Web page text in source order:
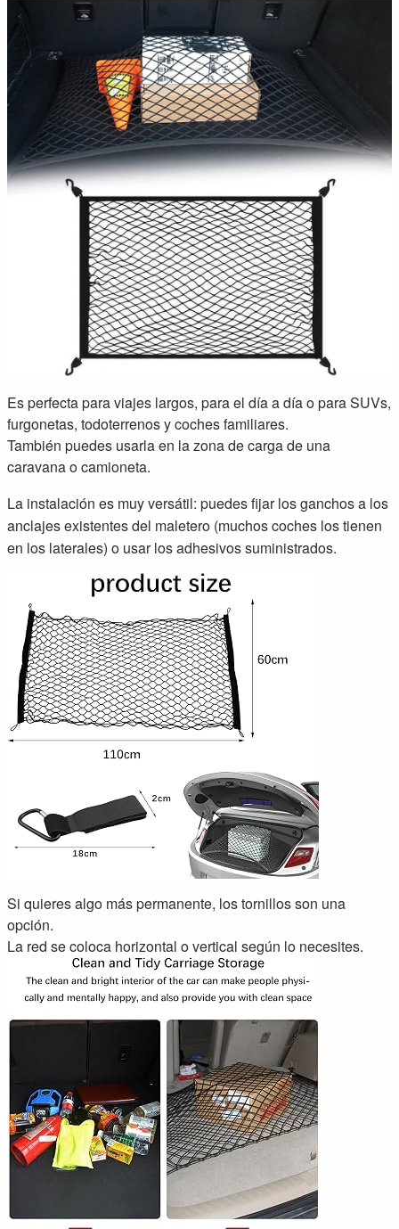
Es perfecta para viajes largos, para el día a día o para SUVs,
furgonetas, todoterrenos y coches familiares.
También puedes usarla en la zona de carga de una
caravana o camioneta.
La instalación es muy versátil: puedes fijar los ganchos a los
anclajes existentes del maletero (muchos coches los tienen
en los laterales) o usar los adhesivos suministrados.
Si quieres algo más permanente, los tornillos son una
opción.
La red se coloca horizontal o vertical según lo necesites.